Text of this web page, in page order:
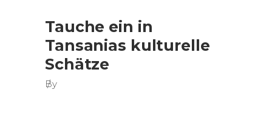
Tauche ein in
Tansanias kulturelle
Schätze
By